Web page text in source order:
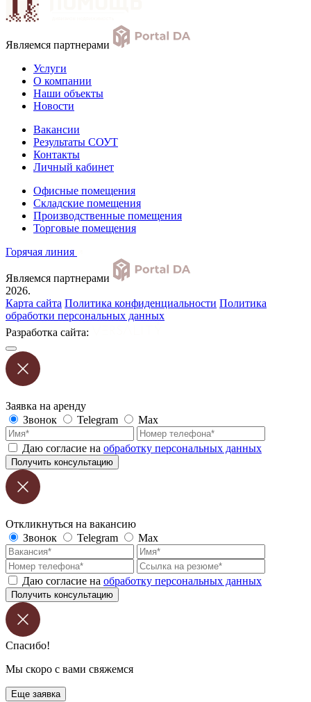
Являемся партнерами
Услуги
О компании
Наши объекты
Новости
Вакансии
Результаты СОУТ
Контакты
Личный кабинет
Офисные помещения
Складские помещения
Производственные помещения
Торговые помещения
Горячая линия
Являемся партнерами
2026.
Карта сайта Политика конфиденциальности Политика
обработки персональных данных
Разработка сайта:
Заявка на аренду
Звонок
Telegram Max
Даю согласие на обработку персональных данных
Получить консультацию
Откликнуться на вакансию
Звонок
Telegram Max
Даю согласие на обработку персональных данных
Получить консультацию
Спасибо!
Мы скоро с вами свяжемся
Еще заявка